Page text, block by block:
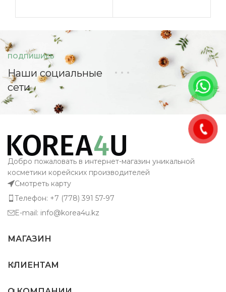
ПОДПИШИСЬ
Наши социальные
сети
Добро пожаловать в интернет-магазин уникальной
косметики корейских производителей
Смотреть карту
Телефон: +7 (778) 391 57-97
E-mail: info@korea4u.kz
МАГАЗИН
КЛИЕНТАМ